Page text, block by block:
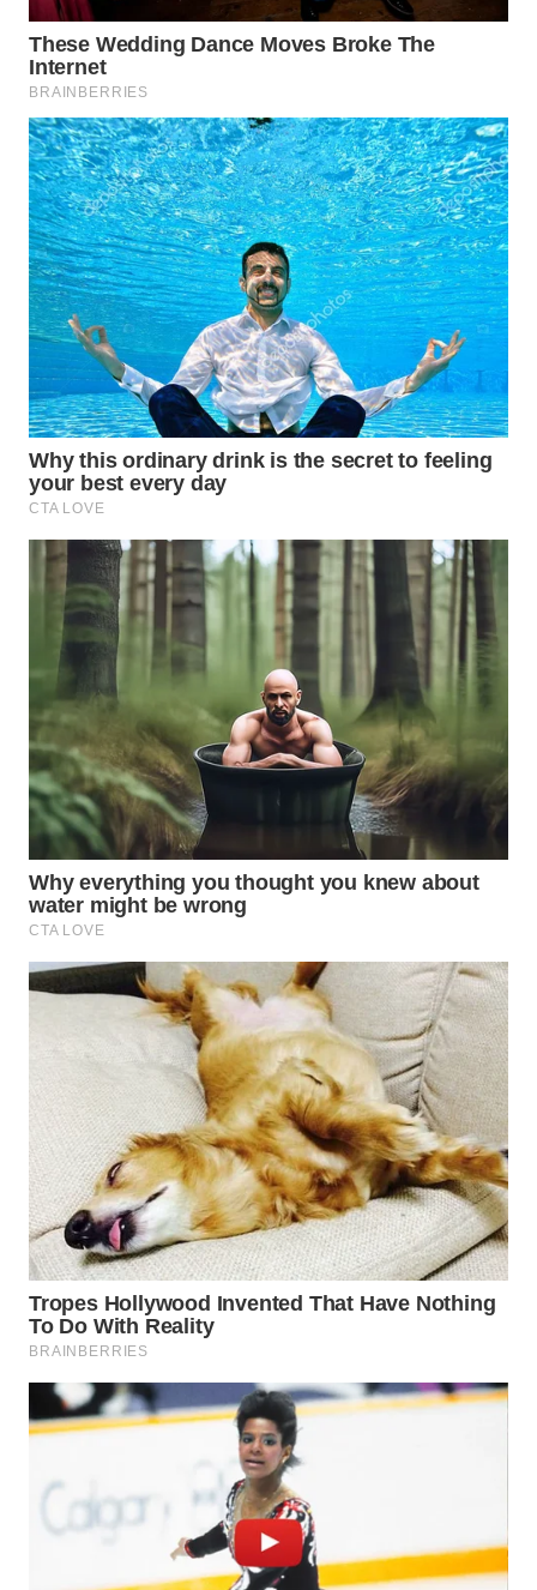
WN
BOGOR
WN
DEPOK
WN
TAPANULI
UTARA
WN
SAMOSIR
WN
PADANG
LAWAS
WN
SUMEDANG
CIANJUR
KEPULAUAN
SERIBU
WN
TANGERANG
WN
WN
INDRAMAYU
WN
KUNINGAN
WN
MAJALENGKA
SUBANG
SUKABUMI